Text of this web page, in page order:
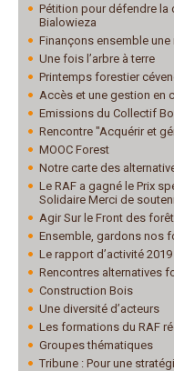
Pétition pour défendre la
Bialowieza
Finançons ensemble
Une fois l’arbre à terre
Printemps forestier
Accès et une gestion en
Emissions du Collectif
Rencontre "Acquérir et
MOOC Forest
Notre carte des
Le RAF a gagné le Prix
Solidaire Merci de
Agir Sur le Front des
Ensemble, gardons nos
Le rapport d’activité
Rencontres alternatives
Construction Bois
Une diversité d’acteurs
Les formations du RAF
Groupes thématiques
Tribune : Pour une